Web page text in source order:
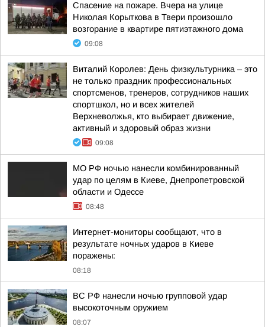
Спасение на пожаре. Вчера на улице
Николая Корыткова в Твери произошло
возгорание в квартире пятиэтажного дома
09:08
Виталий Королев: День физкультурника – это
не только праздник профессиональных
спортсменов, тренеров, сотрудников наших
спортшкол, но и всех жителей
Верхневолжья, кто выбирает движение,
активный и здоровый образ жизни
09:08
МО РФ ночью нанесли комбинированный
удар по целям в Киеве, Днепропетровской
области и Одессе
08:48
Интернет-мониторы сообщают, что в
результате ночных ударов в Киеве
поражены:
08:18
ВС РФ нанесли ночью групповой удар
высокоточным оружием
08:07